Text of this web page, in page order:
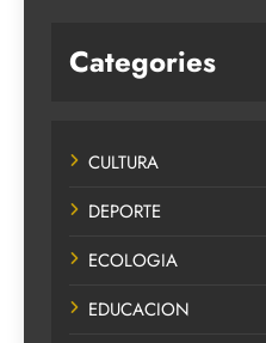
Categories
CULTURA
DEPORTE
ECOLOGIA
EDUCACION